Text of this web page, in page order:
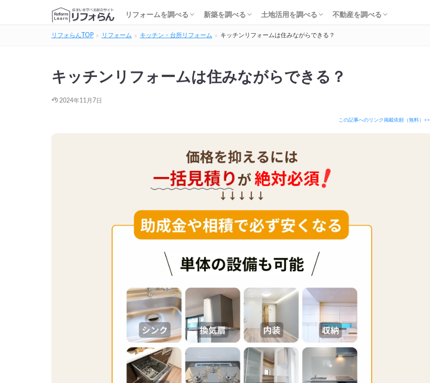
リフォームを調べる
基礎知識・費用を調べる
リフォーム会社を調べる
リフォームローンを調べる
保険・補助金を調べる
新築を調べる
基礎知識・費用を調べる
建築会社・工務店を調べる
家の解体を調べる
土地購入を調べる
住宅ローンを調べる
土地活用を調べる
基礎知識を調べる
土地活用会社を調べる
利回り・初期費用を調べる
不動産を調べる
リフォらんTOP リフォーム キッチン・台所リフォーム キッチンリフォームは住みながらできる？
キッチンリフォームは住みながらできる？
2024年11月7日
この記事へのリンク掲載依頼（無料）>>
基礎知識・費用を調べる
リフォーム会社を調べる
リフォームローンを調べる
保険・補助金を調べる 基礎知識・費用を調べる
建築会社・工務店を調べる
家の解体を調べる
土地購入を調べる
住宅ローンを調べる基礎知識を調べる
土地活用会社を調べる
利回り・初期費用を調べる不動産売却を調べる
不動産購入を調べる
不動産投資を調べる